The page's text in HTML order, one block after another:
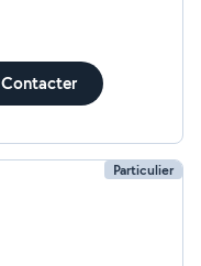
Contacter
Particulier